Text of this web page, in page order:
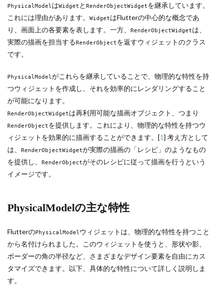
PhysicalModelはWidget と RenderObjectWidgetを継承しています。
これには理由があります。
WidgetはFlutterの中心的な概念であ
り、画面上の各要素を表します。一方、
RenderObjectWidgetは、
実際の描画を担当するRenderObjectを返すウィジェットのクラス
です。
PhysicalModelがこれらを継承していることで、物理的な特性を持
つウィジェットを作成し、それを効率的にレンダリングすること
が可能になります。
RenderObjectWidgetは再利用可能な描画オブジェクト、つまり
RenderObjectを提供します。これにより、物理的な特性を持つウ
ィジェットを効果的に描画することができます。[1] 考え方として
は、
RenderObjectWidgetが実際の描画の「レシピ」のようなもの
を提供し、
RenderObjectがそのレシピに従って描画を行うという
イメージです。
PhysicalModelの主な特性
FlutterのPhysicalModelウィジェットは、物理的な特性を持つこと
から名付けられました。このウィジェットを使うと、形状や影、
ボーダーの角の半径など、さまざまなデザイン要素を自由にカス
タマイズできます。以下、具体的な特性について詳しく説明しま
す。